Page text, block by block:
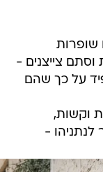
שופרות
וסתם צייצנים -
על כך שהם
וקשות,
-